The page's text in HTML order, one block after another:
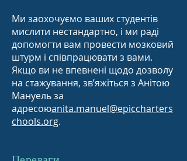
Ми заохочуємо ваших студентів
мислити нестандартно, і ми раді
допомогти вам провести мозковий
штурм і співпрацювати з вами.
Якщо ви не впевнені щодо дозволу
на стажування, зв’яжіться з Анітою
Мануель за
адресоюanita.manuel@epiccharters
chools.org.